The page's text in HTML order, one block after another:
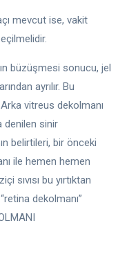
mevcut ise, vakit
büzüşmesi sonucu, jel
ayrılır. Bu
vitreus dekolmanı
denilen sinir
belirtileri, bir önceki
ile hemen hemen
sıvısı bu yırtıktan
dekolmanı”